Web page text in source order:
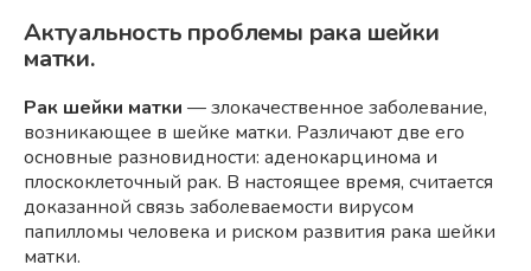
Актуальность проблемы рака шейки
матки.
Рак шейки матки — злокачественное заболевание,
возникающее в шейке матки. Различают две его
основные разновидности: аденокарцинома и
плоскоклеточный рак. В настоящее время, считается
доказанной связь заболеваемости вирусом
папилломы человека и риском развития рака шейки
матки.